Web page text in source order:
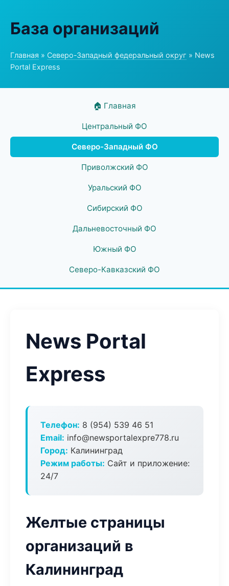
База организаций
Главная » Северо-Западный федеральный округ » News
Portal Express
🏠 Главная
Центральный ФО
Северо-Западный ФО
Приволжский ФО
Уральский ФО
Сибирский ФО
Дальневосточный ФО
Южный ФО
Северо-Кавказский ФО
News Portal
Express
Телефон: 8 (954) 539 46 51
Email: info@newsportalexpre778.ru
Город: Калининград
Режим работы: Сайт и приложение:
24/7
Желтые страницы
организаций в
Калининград